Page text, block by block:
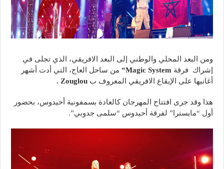
ومن البعد المحلي والوطني إلى البعد الافريقي، الذي تجلى في
إشراك فرقةMagic System
“ من ساحل العاج، التي أدت أشهر
أغانيها على الإيقاع الافريقي المعروف بZouglou
.
هذا وقد جرى افتتاح المهرجان كالعادة بسمفونية أحيدوس، بحضور
أول “مايسترا” لفرقة أحيدوس “سلمى جدوبي”.